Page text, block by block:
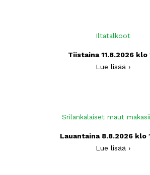
Iltatalkoot
Tiistaina 11.8.2026 klo
Lue lisää ›
Srilankalaiset maut
Lauantaina 8.8.2026 klo
Lue lisää ›